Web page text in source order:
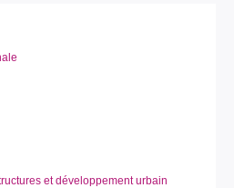
et développement urbain